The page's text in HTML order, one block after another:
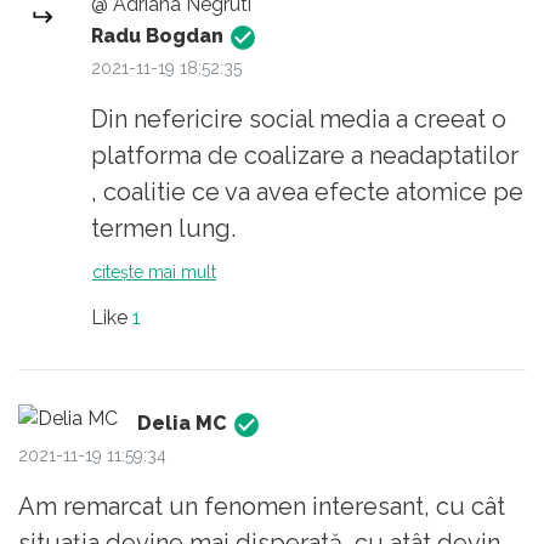
fotografii tâmpite. Serios, nici vreme
tâmpită nu poți spune! Și nu uitați, ăia
raportează în bloc și au și pică pe
anumiți. Așa că atenție.
Radu Bogdan
2021-11-19 18:52:35
Din nefericire social media a creeat o
platforma de coalizare a neadaptatilor
, coalitie ce va avea efecte atomice pe
termen lung.
A facut posibila macabra zicere : "
ultimii ani ca majoritatea noilor adepti
ISIS ( sau Al Qaeda) din afara centrului
de conflict , s-au raliat prin retelele de
cei mai periculosi , specimene rebele
citește mai mult
Like 1
Delia MC
2021-11-19 11:59:34
Am remarcat un fenomen interesant, cu cât